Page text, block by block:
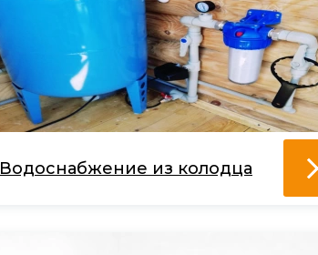
Водоснабжение из колодца